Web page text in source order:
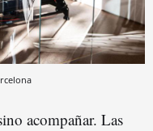
acompañar. Las